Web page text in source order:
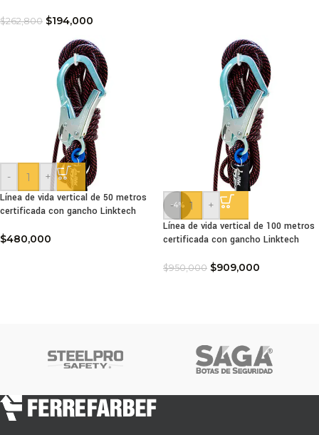
$262,800 $194,000
-
+
Línea de vida vertical de 50 metros
certificada con gancho Linktech
$480,000
-4%
-
+
Línea de vida vertical de 100 metros
certificada con gancho Linktech
$950,000 $909,000